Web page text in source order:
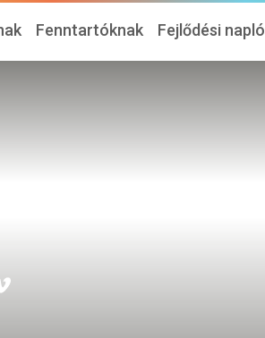
Fenntartóknak Fejlődési napló